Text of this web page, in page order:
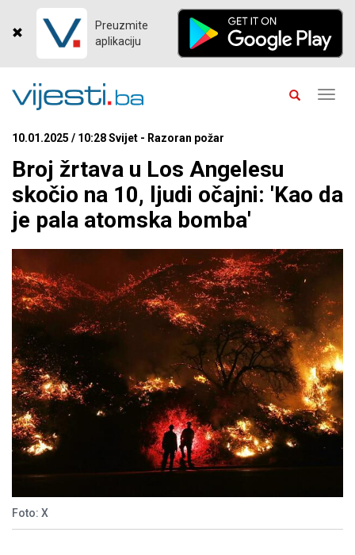
Preuzmite
aplikaciju
10.01.2025 / 10:28 Svijet - Razoran požar
Broj žrtava u Los Angelesu
skočio na 10, ljudi očajni: 'Kao da
je pala atomska bomba'
Foto: X